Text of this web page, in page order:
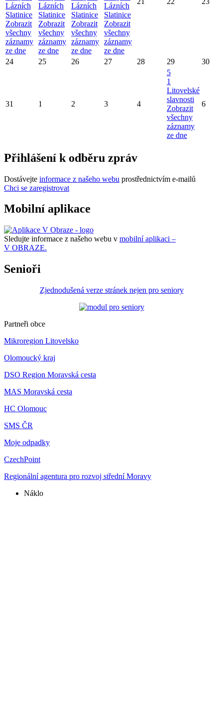
Lázních
Slatinice
Zobrazit
všechny
záznamy
ze dne
Lázních
Slatinice
Zobrazit
všechny
záznamy
ze dne
Lázních
Slatinice
Zobrazit
všechny
záznamy
ze dne
Lázních
Slatinice
Zobrazit
všechny
záznamy
ze dne
24 25 26 27 28 29 30
31 1 2 3 4
5
1
Litovelské
slavnosti
Zobrazit
všechny
záznamy
ze dne
6
Přihlášení k odběru zpráv
Dostávejte informace z našeho webu prostřednictvím e-mailů
Chci se zaregistrovat
Mobilní aplikace
Sledujte informace z našeho webu v mobilní aplikaci –
V OBRAZE.
Senioři
Zjednodušená verze stránek nejen pro seniory
Partneři obce
Mikroregion Litovelsko
Olomoucký kraj
DSO Region Moravská cesta
MAS Moravská cesta
HC Olomouc
SMS ČR
Moje odpadky
CzechPoint
Regionální agentura pro rozvoj střední Moravy
Náklo